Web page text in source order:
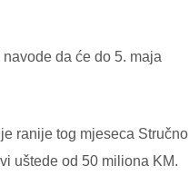
da će do 5. maja
ranije tog mjeseca Stručno
uštede od 50 miliona KM.